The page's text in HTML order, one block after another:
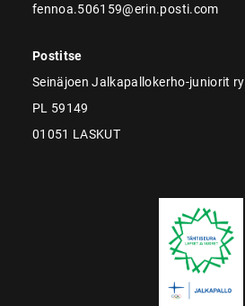
fennoa.506159@erin.posti.com
Postitse
Seinäjoen Jalkapallokerho-juniorit ry
PL 59149
01051 LASKUT